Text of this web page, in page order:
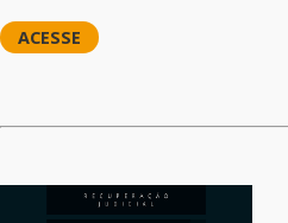
ACESSE